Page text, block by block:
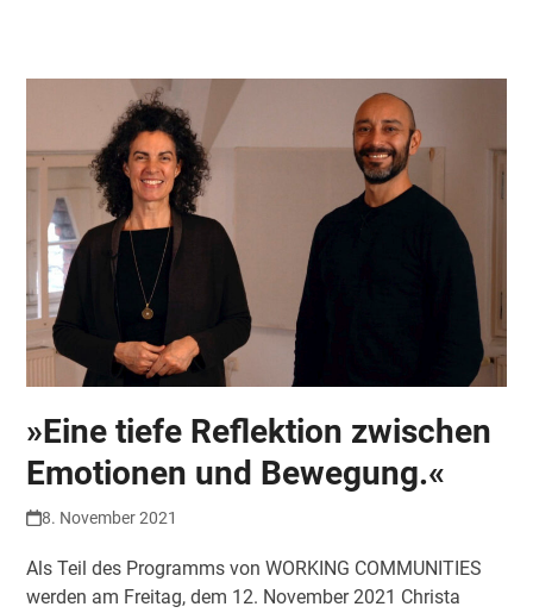
»Eine tiefe Reflektion zwischen
Emotionen und Bewegung.«
8. November 2021
Als Teil des Programms von WORKING COMMUNITIES
werden am Freitag, dem 12. November 2021 Christa